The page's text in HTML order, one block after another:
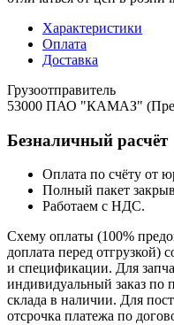
Характеристики
Оплата
Доставка
Грузоотправитель
53000 ПАО "КАМАЗ"
Безналичный расчёт
Оплата по счёту от
Полный пакет
Работаем с НДС.
Схему оплаты (100%
доплата перед отгрузкой)
и спецификации. Для
индивидуальный заказ по
склада в наличии. Для
отсрочка платежа по